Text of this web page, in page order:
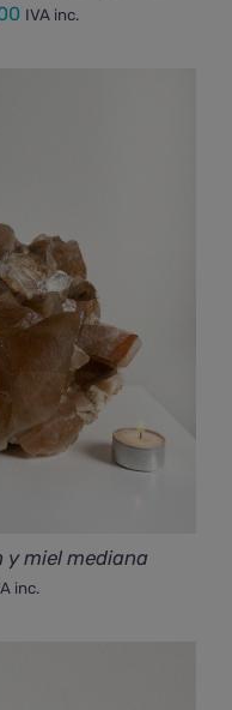
Rango
IVA inc.
miel mediana
inc.